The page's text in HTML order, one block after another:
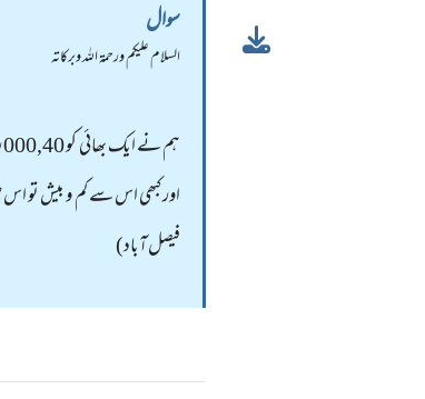
سوال
السلام عليكم ورحمة الله وبركاته
اور کبھی اس سے کم و بیش تو اس
فیصل آباد)